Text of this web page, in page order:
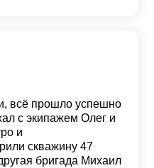
всё прошло успешно
с экипажем Олег и
и
скважину 47
бригада Михаил